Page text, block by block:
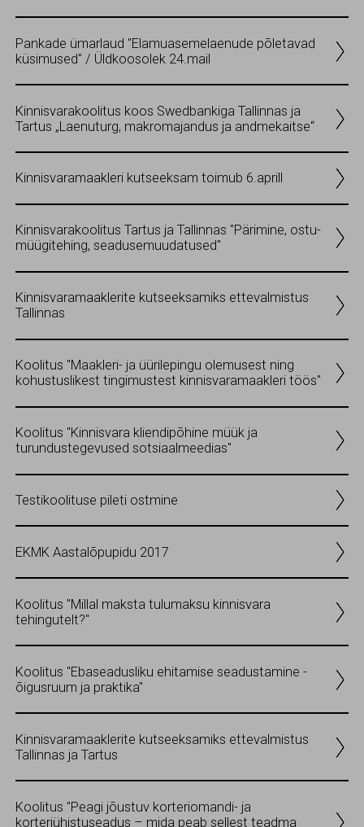
Pankade ümarlaud "Elamuasemelaenude põletavad
küsimused" / Üldkoosolek 24.mail
Kinnisvarakoolitus koos Swedbankiga Tallinnas ja
Tartus „Laenuturg, makromajandus ja andmekaitse“
Kinnisvaramaakleri kutseeksam toimub 6.aprill
Kinnisvarakoolitus Tartus ja Tallinnas "Pärimine, ostu-
müügitehing, seadusemuudatused"
Kinnisvaramaaklerite kutseeksamiks ettevalmistus
Tallinnas
Koolitus "Maakleri- ja üürilepingu olemusest ning
kohustuslikest tingimustest kinnisvaramaakleri töös"
Koolitus "Kinnisvara kliendipõhine müük ja
turundustegevused sotsiaalmeedias"
Testikoolituse pileti ostmine
EKMK Aastalõpupidu 2017
Koolitus "Millal maksta tulumaksu kinnisvara
tehingutelt?"
Koolitus "Ebaseadusliku ehitamise seadustamine -
õigusruum ja praktika"
Kinnisvaramaaklerite kutseeksamiks ettevalmistus
Tallinnas ja Tartus
Koolitus "Peagi jõustuv korteriomandi- ja
korteriühistuseadus – mida peab sellest teadma